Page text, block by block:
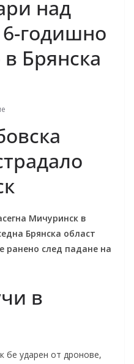
над
годишно
Брянска
Мичуринск в
Брянска област
ранено след падане на
в
бе ударен от дронове,